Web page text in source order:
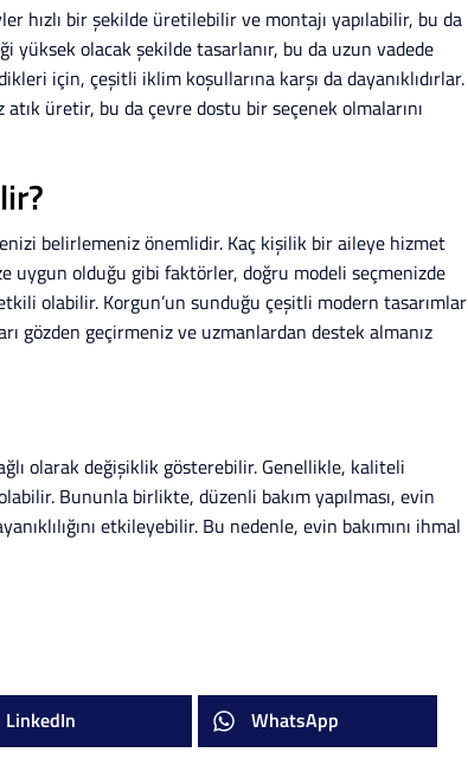
hızlı bir şekilde üretilebilir ve montajı yapılabilir, bu da
olacak şekilde tasarlanır, bu da uzun vadede
için, çeşitli iklim koşullarına karşı da dayanıklıdırlar.
üretir, bu da çevre dostu bir seçenek olmalarını
belirlemeniz önemlidir. Kaç kişilik bir aileye hizmet
uygun olduğu gibi faktörler, doğru modeli seçmenizde
olabilir. Korgun’un sunduğu çeşitli modern tasarımlar
gözden geçirmeniz ve uzmanlardan destek almanız
olarak değişiklik gösterebilir. Genellikle, kaliteli
Bununla birlikte, düzenli bakım yapılması, evin
etkileyebilir. Bu nedenle, evin bakımını ihmal
LinkedIn WhatsApp